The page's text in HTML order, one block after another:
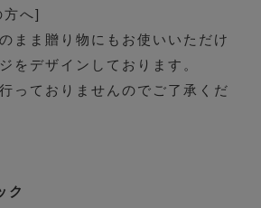
方へ]
まま贈り物にもお使いいただけ
をデザインしております。
っておりませんのでご了承くだ
ク